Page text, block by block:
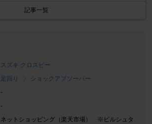
記事一覧
スズキ クロスビー
足回り
ショックアブソーバー
-
-
ネットショッピング（楽天市場） ※ビルシュタ